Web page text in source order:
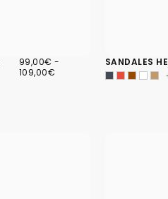
99,00€
PRIX
MINIMUM
99,00€ -
109,00€
SANDALES